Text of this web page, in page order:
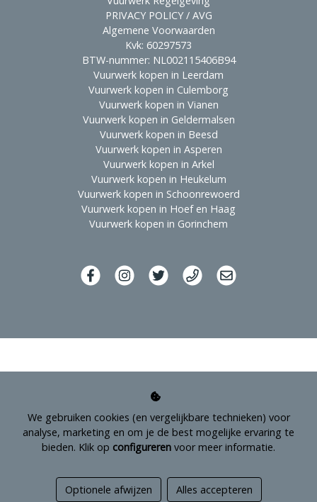
We gebruiken cookies (en vergelijkbare technieken) voor
analyse, marketing en om je de best mogelijke ervaring te
bieden. Klik op configureren voor meer informatie.
Optionele afwijzen Alles accepteren
PRIVACY POLICY / AVG
Algemene Voorwaarden
Kvk: 60297573
BTW-nummer: NL002115406B94
Vuurwerk kopen in Leerdam
Vuurwerk kopen in Culemborg
Vuurwerk kopen in Vianen
Vuurwerk kopen in Geldermalsen
Vuurwerk kopen in Beesd
Vuurwerk kopen in Asperen
Vuurwerk kopen in Arkel
Vuurwerk kopen in Heukelum
Vuurwerk kopen in Schoonrewoerd
Vuurwerk kopen in Hoef en Haag
Vuurwerk kopen in Gorinchem
Managed hosting